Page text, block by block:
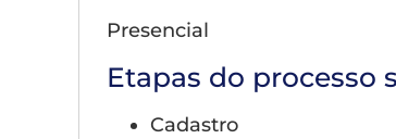
Presencial
Etapas do processo
Cadastro